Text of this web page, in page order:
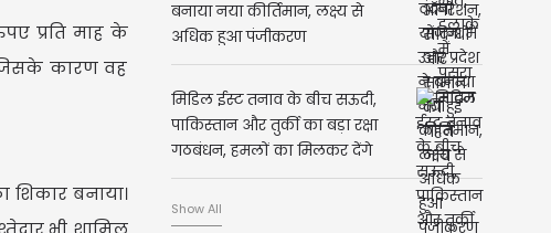
प्रति माह के
कारण वह
बनाया।
बनाया नया कीर्तिमान, लक्ष्य से
अधिक हुआ पंजीकरण
मिडिल ईस्ट तनाव के बीच सऊदी,
पाकिस्तान और तुर्की का बड़ा रक्षा
गठबंधन, हमलों का मिलकर देंगे
जवाब
Show All